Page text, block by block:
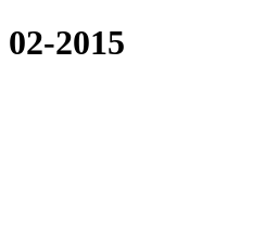
02-2015